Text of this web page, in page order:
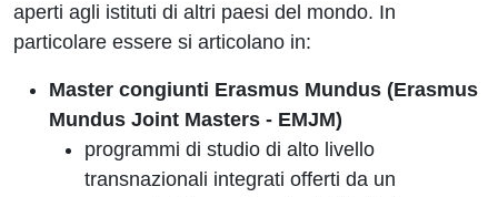
aperti agli istituti di altri paesi del mondo. In
particolare essere si articolano in:
Master congiunti Erasmus Mundus (Erasmus
Mundus Joint Masters - EMJM)
programmi di studio di alto livello
transnazionali integrati offerti da un